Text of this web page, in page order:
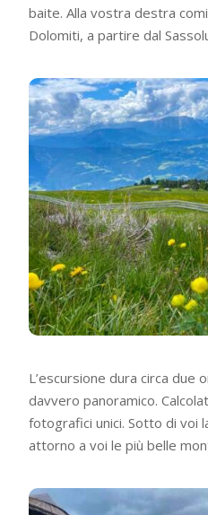
baite. Alla vostra destra
Dolomiti, a partire dal
L’escursione dura circa due
davvero panoramico.
fotografici unici. Sotto di voi
attorno a voi le più belle